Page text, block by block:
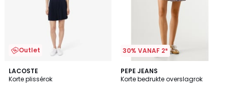
Outlet
LACOSTE
Korte plissérok
30% VANAF 2*
PEPE JEANS
Korte bedrukte overslagrok
3
/